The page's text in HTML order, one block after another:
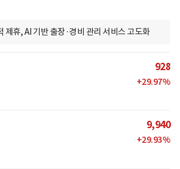
제휴, AI 기반 출장·경비 관리 서비스 고도화
928
+29.97%
9,940
+29.93%